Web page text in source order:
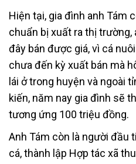
Hiện tại, gia đình anh Tám
chuẩn bị xuất ra thị trường,
đây bán được giá, vì cá
chưa đến kỳ xuất bán mà
lái ở trong huyện và ngoài
kiến, năm nay gia đình sẽ
tương ứng 100 triệu đồng.
Anh Tám còn là người đầu
cá, thành lập Hợp tác xã